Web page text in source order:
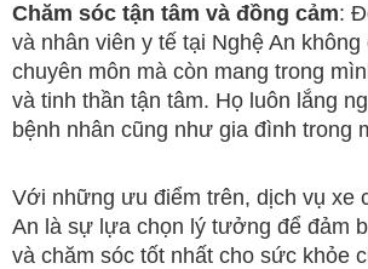
Chăm sóc tận tâm và đồng cảm:
và nhân viên y tế tại Nghệ An không
chuyên môn mà còn mang trong
và tinh thần tận tâm. Họ luôn lắng
bệnh nhân cũng như gia đình trong
Với những ưu điểm trên, dịch vụ xe
An là sự lựa chọn lý tưởng để đảm
và chăm sóc tốt nhất cho sức khỏe